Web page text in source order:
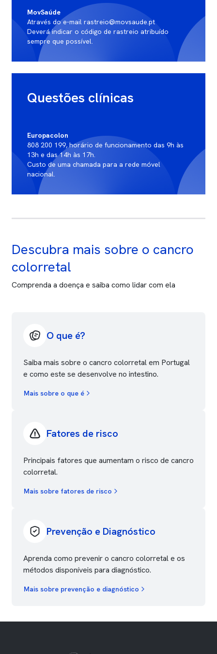
MovSaúde
Através do e-mail rastreio@movsaude.pt
Deverá indicar o código de rastreio atribuído
sempre que possível.
Questões clínicas
Europacolon
808 200 199, horário de funcionamento das 9h às
13h e das 14h às 17h.
Custo de uma chamada para a rede móvel
nacional.
Descubra mais sobre o cancro
colorretal
Comprenda a doença e saiba como lidar com ela
O que é?
Saiba mais sobre o cancro colorretal em Portugal
e como este se desenvolve no intestino.
Mais sobre o que é
Fatores de risco
Principais fatores que aumentam o risco de cancro
colorretal.
Mais sobre fatores de risco
Prevenção e Diagnóstico
Aprenda como prevenir o cancro colorretal e os
métodos disponíveis para diagnóstico.
Mais sobre prevenção e diagnóstico